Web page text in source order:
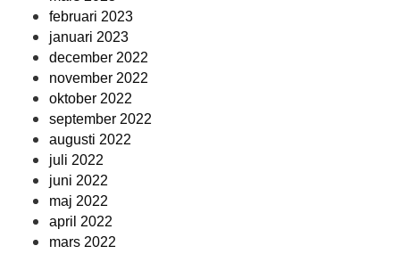
februari 2023
januari 2023
december 2022
november 2022
oktober 2022
september 2022
augusti 2022
juli 2022
juni 2022
maj 2022
april 2022
mars 2022